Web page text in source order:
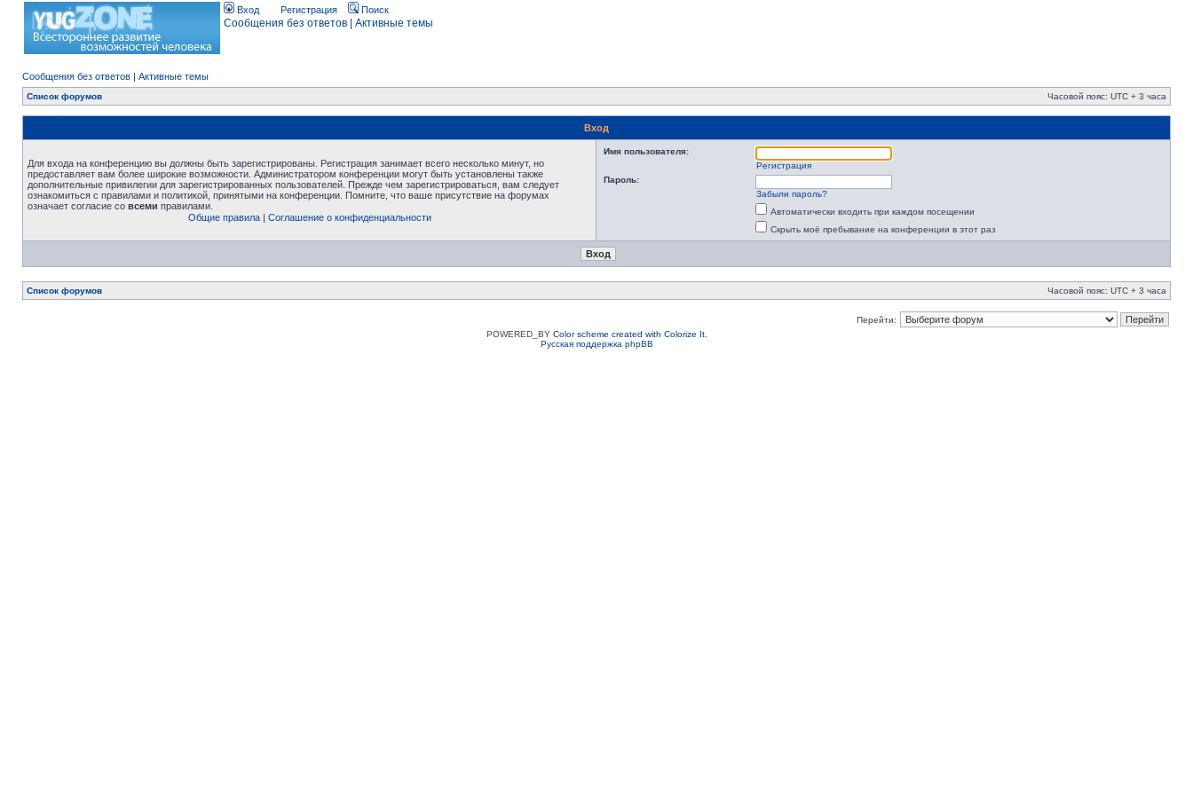
Вход Регистрация Поиск
Сообщения без ответов Активные темы
Сообщения без ответов | Активные темы
Список форумов Часовой пояс: UTC + 3 часа
Вход
Для входа на конференцию вы должны быть зарегистрированы. Регистрация занимает всего несколько минут, но
предоставляет вам более широкие возможности. Администратором конференции могут быть установлены также
дополнительные привилегии для зарегистрированных пользователей. Прежде чем зарегистрироваться, вам следует
ознакомиться с правилами и политикой, принятыми на конференции. Помните, что ваше присутствие на форумах
означает согласие со всеми правилами.
Общие правила| Соглашение о конфиденциальности
Имя пользователя:
Регистрация
Пароль:
Забыли пароль?
Автоматически входить при каждом посещении
Скрыть моё пребывание на конференции в этот раз
Список форумов Часовой пояс: UTC + 3 часа
Перейти:
POWERED_BY Color scheme created with Colorize It.
Русская поддержка phpBB